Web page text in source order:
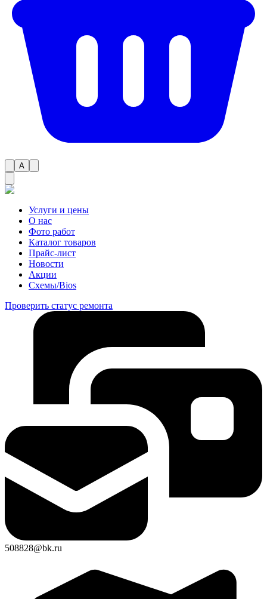
A
Услуги и цены
О нас
Фото работ
Каталог товаров
Прайс-лист
Новости
Акции
Схемы/Bios
Проверить статус ремонта
508828@bk.ru